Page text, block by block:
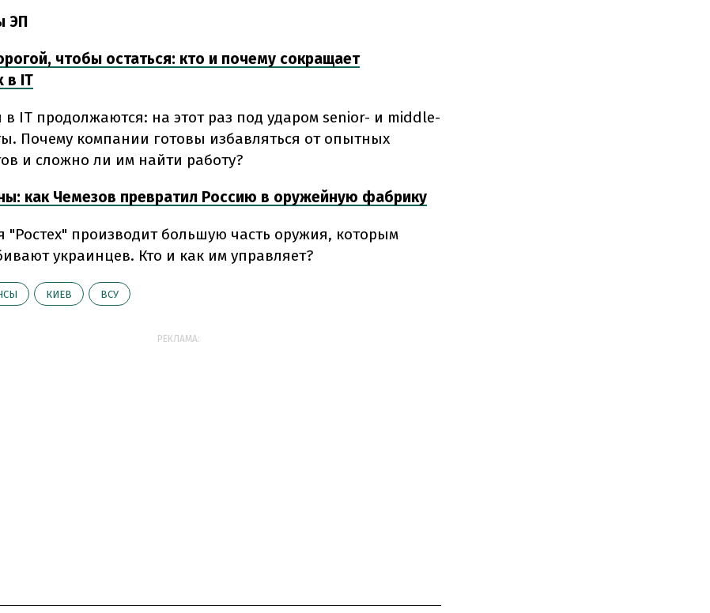
ЭП
чтобы остаться: кто и почему сокращает
в ІТ
в ІТ продолжаются: на этот раз под ударом senior- и middle-
Почему компании готовы избавляться от опытных
и сложно ли им найти работу?
как Чемезов превратил Россию в оружейную фабрику
"Ростех" производит большую часть оружия, которым
украинцев. Кто и как им управляет?
КИЕВ ВСУ
РЕКЛАМА: